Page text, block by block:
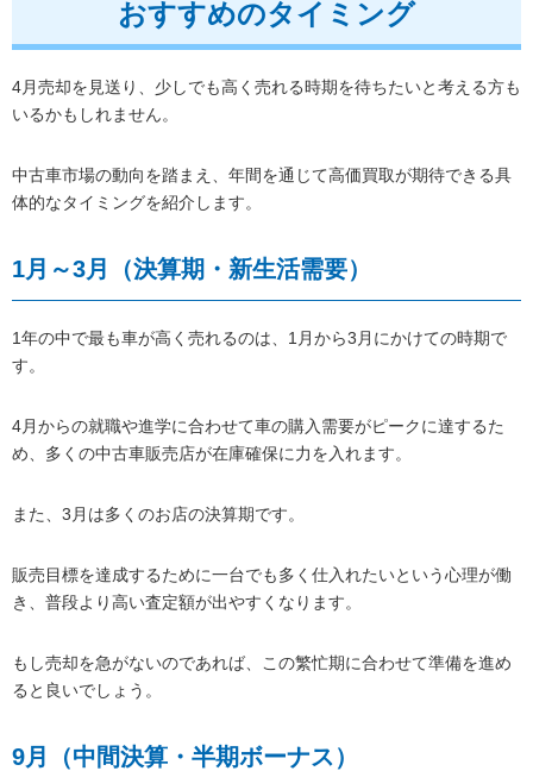
おすすめのタイミング
4月売却を見送り、少しでも高く売れる時期を待ちたいと考える方も
いるかもしれません。
中古車市場の動向を踏まえ、年間を通じて高価買取が期待できる具
体的なタイミングを紹介します。
1月～3月（決算期・新生活需要）
1年の中で最も車が高く売れるのは、1月から3月にかけての時期で
す。
4月からの就職や進学に合わせて車の購入需要がピークに達するた
め、多くの中古車販売店が在庫確保に力を入れます。
また、3月は多くのお店の決算期です。
販売目標を達成するために一台でも多く仕入れたいという心理が働
き、普段より高い査定額が出やすくなります。
もし売却を急がないのであれば、この繁忙期に合わせて準備を進め
ると良いでしょう。
9月（中間決算・半期ボーナス）